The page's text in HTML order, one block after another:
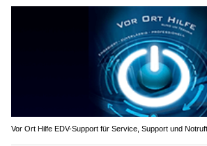
Vor Ort Hilfe EDV-Support für Service, Support und